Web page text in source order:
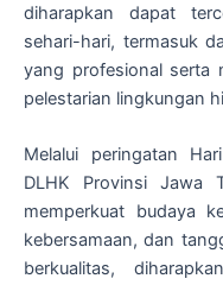
diharapkan dapat
sehari-hari, termasuk
yang profesional serta
pelestarian lingkungan
Melalui peringatan
DLHK Provinsi Jawa
memperkuat budaya
kebersamaan, dan
berkualitas,